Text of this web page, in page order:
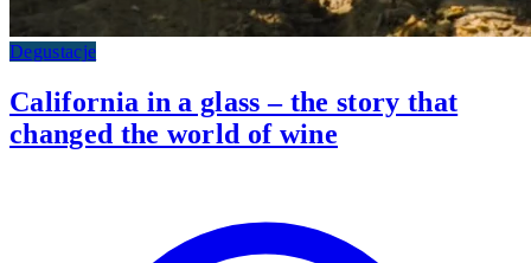
Degustacje
California in a glass – the story that
changed the world of wine